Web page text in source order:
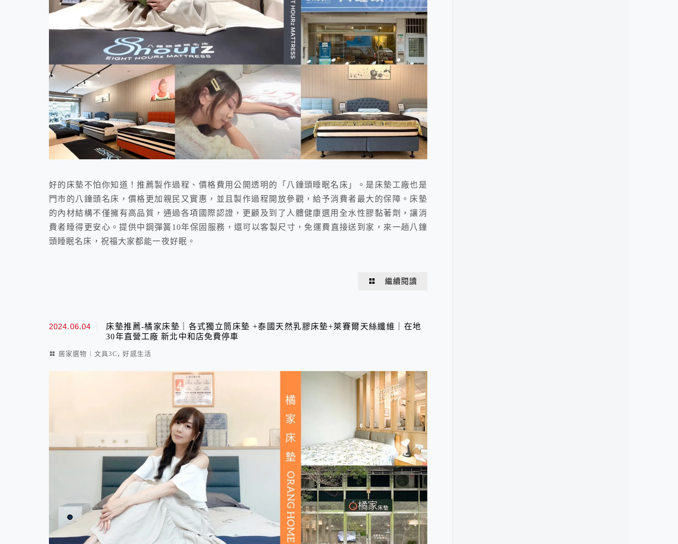
好的床墊不怕你知道！推薦製作過程、價格費用公開透明的「八鐘頭睡眠名床」。是床墊工廠也是
門市的八鐘頭名床，價格更加親民又實惠，並且製作過程開放參觀，給予消費者最大的保障。床墊
的內材結構不僅擁有高品質，通過各項國際認證，更顧及到了人體健康選用全水性膠黏著劑，讓消
費者睡得更安心。提供中鋼彈簧10年保固服務，還可以客製尺寸，免運費直接送到家，來一趟八鐘
頭睡眠名床，祝福大家都能一夜好眠。
繼續閱讀
2024.06.04
床墊推薦-橘家床墊｜各式獨立筒床墊 +泰國天然乳膠床墊+萊賽爾天絲纖維｜在地
30年直營工廠 新北中和店免費停車
居家選物︱文具3C ,好感生活